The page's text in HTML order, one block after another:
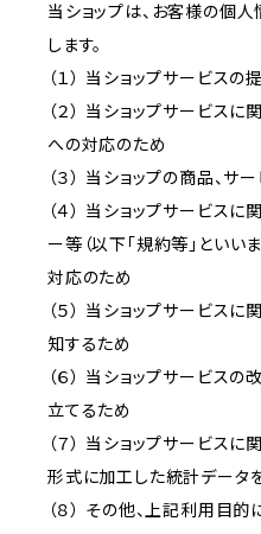
当ショップは、お客様の個
します。
（１） 当ショップサービスの
（２） 当ショップサービス
への対応のため
（３） 当ショップの商品、
（４） 当ショップサービスに
ー等（以下「規約等」といい
対応のため
（５） 当ショップサービス
知するため
（６） 当ショップサービス
立てるため
（７） 当ショップサービス
形式に加工した統計データ
（８） その他、上記利用目